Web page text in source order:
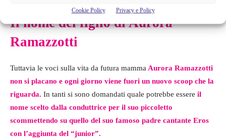
Cookie Policy Privacy e Policy
Il nome del figlio di Aurora
Ramazzotti
Tuttavia le voci sulla vita da futura mamma Aurora Ramazzotti
non si placano e ogni giorno viene fuori un nuovo scoop che la
riguarda. In tanti si sono domandati quale potrebbe essere il
nome scelto dalla conduttrice per il suo piccoletto
scommettendo su quello del suo famoso padre cantante Eros
con l’aggiunta del “junior”.